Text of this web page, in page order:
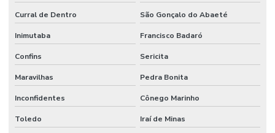
Curral de Dentro São Gonçalo do Abaeté
Inimutaba Francisco Badaró
Confins Sericita
Maravilhas Pedra Bonita
Inconfidentes Cônego Marinho
Toledo Iraí de Minas